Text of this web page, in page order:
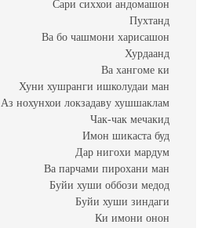
Сари сиххои андомашон
Пухтанд
Ва бо чашмони харисашон
Хурдаанд
Ва хангоме ки
Хуни хушранги ишколудаи ман
Аз нохунхои локзадаву хушшаклам
Чак-чак мечакид
Имон шикаста буд
Дар нигохи мардум
Ва парчами пирохани ман
Буйи хуши оббози медод
Буйи хуши зиндаги
Ки имони онон